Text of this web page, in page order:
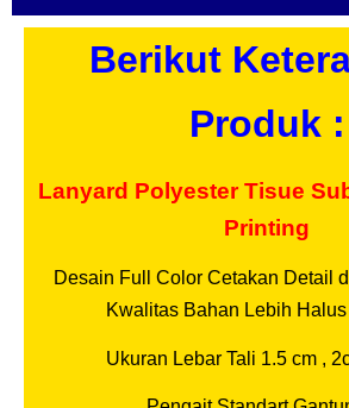
Berikut
Produk :
Lanyard Polyester Tisue
Printing
Desain Full Color Cetakan Detail
Kwalitas Bahan Lebih
Ukuran Lebar Tali 1.5 cm ,